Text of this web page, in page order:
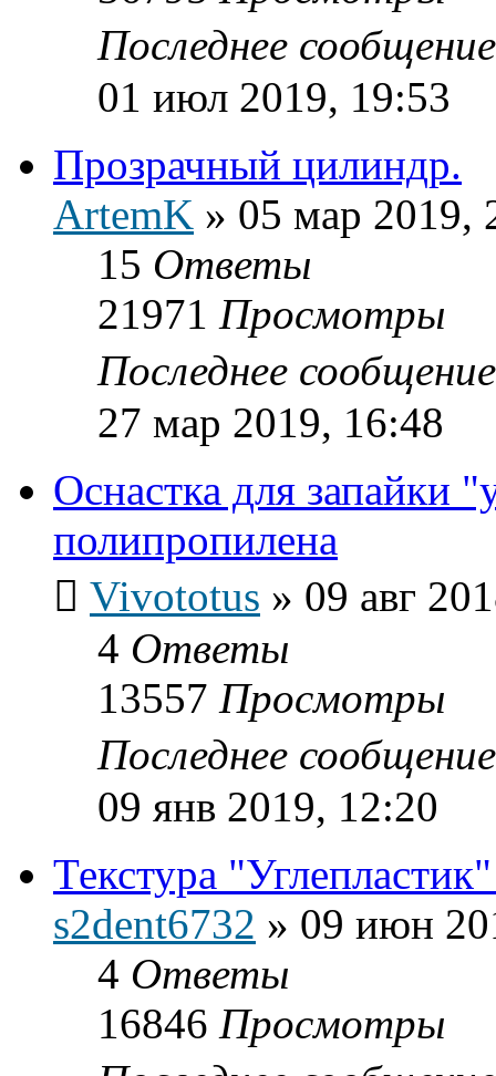
Последнее
01 июл 2019, 19:53
Прозрачный цилиндр.
ArtemK » 05 мар 2019,
15 Ответы
21971 Просмотры
Последнее
27 мар 2019, 16:48
Оснастка для запайки
полипропилена
Vivototus » 09 авг
4 Ответы
13557 Просмотры
Последнее
09 янв 2019, 12:20
Текстура
s2dent6732 » 09 июн
4 Ответы
16846 Просмотры